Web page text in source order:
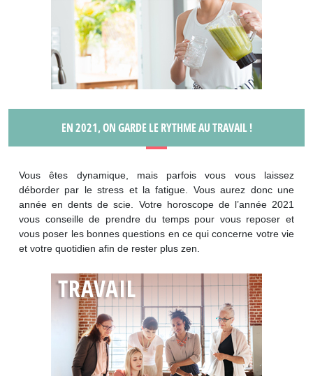
EN 2021, ON GARDE LE RYTHME AU TRAVAIL !
Vous êtes dynamique, mais parfois vous vous laissez
déborder par le stress et la fatigue. Vous aurez donc une
année en dents de scie. Votre horoscope de l’année 2021
vous conseille de prendre du temps pour vous reposer et
vous poser les bonnes questions en ce qui concerne votre vie
et votre quotidien afin de rester plus zen.